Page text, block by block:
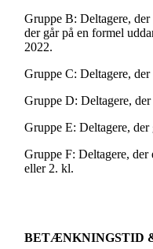
Gruppe B: Deltagere,
der går på en formel
2022.
Gruppe C: Deltagere,
Gruppe D: Deltagere,
Gruppe E: Deltagere,
Gruppe F: Deltagere,
eller 2. kl.
BETÆNKNINGSTID